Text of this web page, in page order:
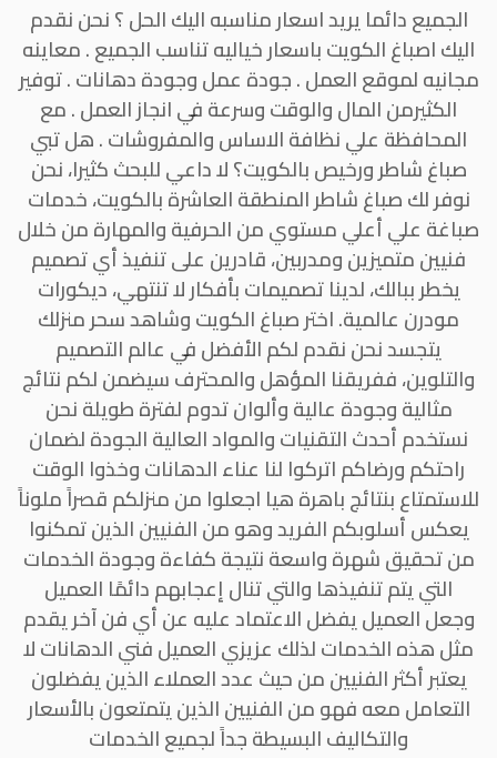
الجميع دائما يريد اسعار مناسبه اليك الحل ؟ نحن نقدم
اليك اصباغ الكويت باسعار خياليه تناسب الجميع . معاينه
مجانيه لموقع العمل . جودة عمل وجودة دهانات . توفير
الكثيرمن المال والوقت وسرعة في انجاز العمل . مع
المحافظة علي نظافة الاساس والمفروشات . هل تبي
صباغ شاطر ورخيص بالكويت؟ لا داعي للبحث كثيرا، نحن
نوفر لك صباغ شاطر المنطقة العاشرة بالكويت، خدمات
صباغة علي أعلي مستوي من الحرفية والمهارة من خلال
فنيين متميزين ومدربين، قادرين على تنفيذ أي تصميم
يخطر ببالك، لدينا تصميمات بأفكار لا تنتهي، ديكورات
مودرن عالمية. اختر صباغ الكويت وشاهد سحر منزلك
يتجسد نحن نقدم لكم الأفضل في عالم التصميم
والتلوين، ففريقنا المؤهل والمحترف سيضمن لكم نتائج
مثالية وجودة عالية وألوان تدوم لفترة طويلة نحن
نستخدم أحدث التقنيات والمواد العالية الجودة لضمان
راحتكم ورضاكم اتركوا لنا عناء الدهانات وخذوا الوقت
للاستمتاع بنتائج باهرة هيا اجعلوا من منزلكم قصراً ملوناً
يعكس أسلوبكم الفريد وهو من الفنيين الذين تمكنوا
من تحقيق شهرة واسعة نتيجة كفاءة وجودة الخدمات
التي يتم تنفيذها والتي تنال إعجابهم دائمًا العميل
وجعل العميل يفضل الاعتماد عليه عن أي فن آخر يقدم
مثل هذه الخدمات لذلك عزيزي العميل فني الدهانات لا
يعتبر أكثر الفنيين من حيث عدد العملاء الذين يفضلون
التعامل معه فهو من الفنيين الذين يتمتعون بالأسعار
والتكاليف البسيطة جداً لجميع الخدمات